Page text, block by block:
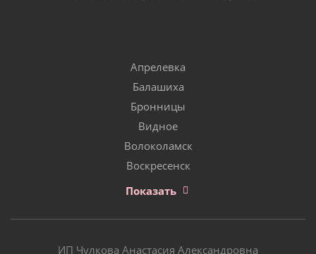
Апрелевка
Балашиха
Бронницы
Видное
Волоколамск
Воскресенск
Показать
ИП Чулкова Анастасия Александровна